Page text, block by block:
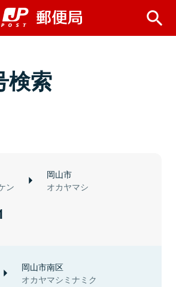
検索
ン
岡山市
オカヤマシ
岡山市南区
オカヤマシミナミク